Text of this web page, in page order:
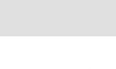
TIENDA
BLOG